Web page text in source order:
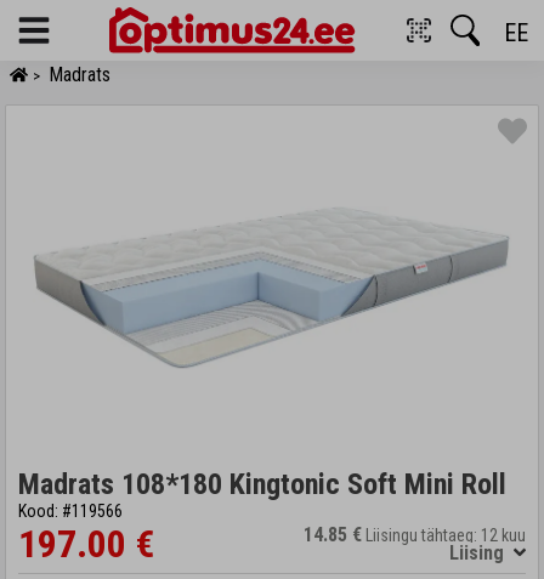
Menu EE
> Madrats
Madrats 108*180 Kingtonic Soft Mini Roll
Kood: #119566
197.00 € 14.85 € Liisingu tähtaeg: 12 kuu
Liising